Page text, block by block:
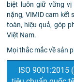
biệt luôn giữ vững
nặng, VIMID cam kết
toàn, hiệu quả, góp
Việt Nam.
Mọi thắc mắc về sản
ISO 9001:2015